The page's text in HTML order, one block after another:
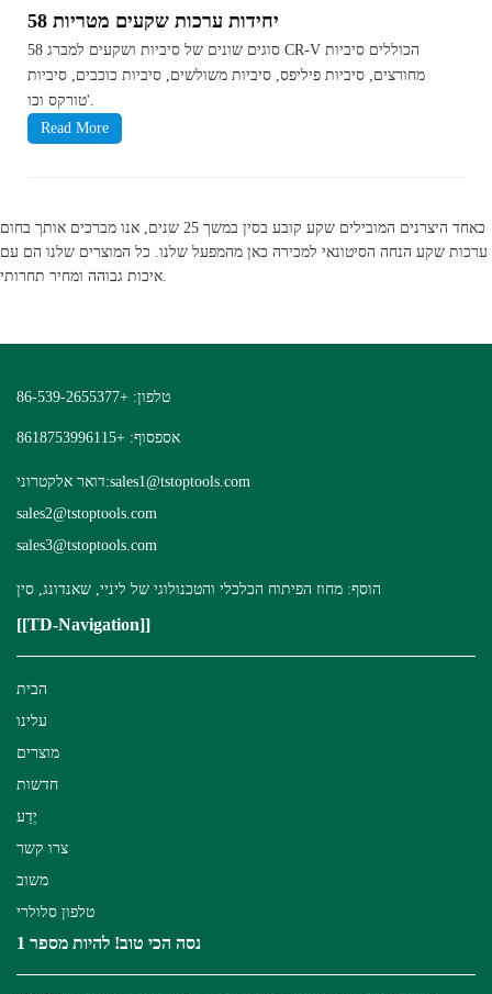
58 יחידות ערכות שקעים מטריות
58 סוגים שונים של סיביות ושקעים למברג CR-V הכוללים סיביות
מחורצים, סיביות פיליפס, סיביות משולשים, סיביות כוכבים, סיביות
טורקס וכו'.
Read More
כאחד היצרנים המובילים שקע קובע בסין במשך 25 שנים, אנו מברכים אותך בחום
ערכות שקע הנחה הסיטונאי למכירה כאן מהמפעל שלנו. כל המוצרים שלנו הם עם
איכות גבוהה ומחיר תחרותי.
טלפון: +86-539-2655377
אספסוף: +8618753996115
דואר אלקטרוני:sales1@tstoptools.com
sales2@tstoptools.com
sales3@tstoptools.com
הוסף: מחוז הפיתוח הכלכלי והטכנולוגי של ליניי, שאנדונג, סין
[[TD-Navigation]]
הבית
עלינו
מוצרים
חדשות
יֶדַע
צרו קשר
משוב
טלפון סלולרי
נסה הכי טוב! להיות מספר 1